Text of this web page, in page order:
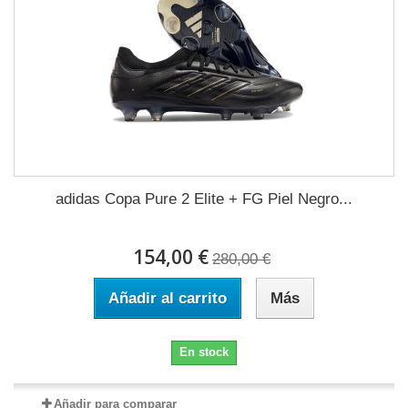
adidas Copa Pure 2 Elite + FG Piel Negro...
154,00 € 280,00 €
Añadir al carrito Más
En stock
Añadir para comparar